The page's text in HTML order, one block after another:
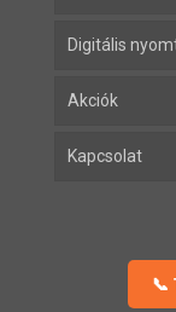
Digitális
Akciók
Kapcsolat
📞